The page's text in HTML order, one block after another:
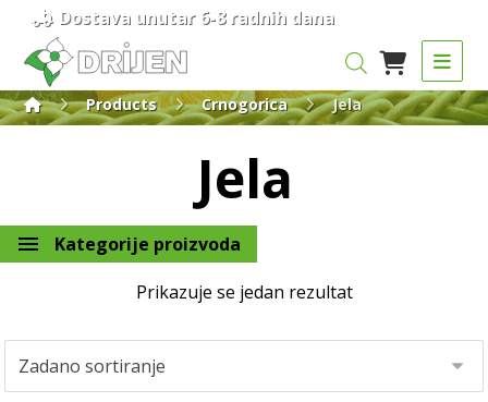
Dostava unutar 6-8 radnih dana
Products Crnogorica Jela
Jela
Kategorije proizvoda
Prikazuje se jedan rezultat